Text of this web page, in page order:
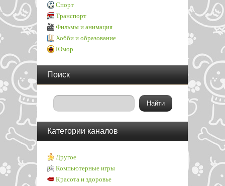
Спорт
Транспорт
Фильмы и анимация
Хобби и образование
Юмор
Поиск
Категории каналов
Другое
Компьютерные игры
Красота и здоровье